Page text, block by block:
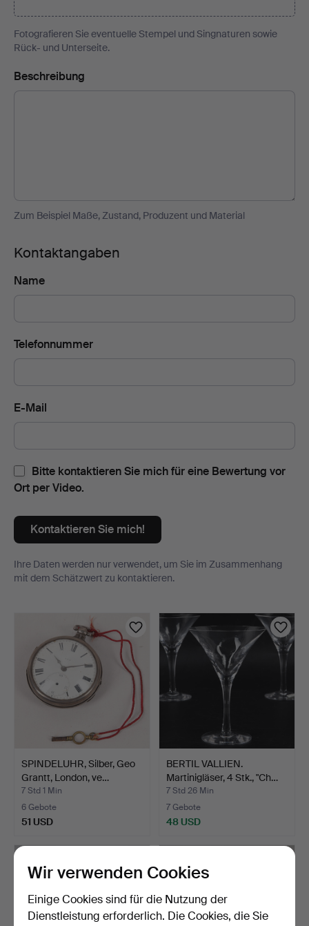
Fotografieren Sie eventuelle Stempel und Singnaturen sowie
Rück- und Unterseite.
Beschreibung
Zum Beispiel Maße, Zustand, Produzent und Material
Kontaktangaben
Name
Telefonnummer
E-Mail
Bitte kontaktieren Sie mich für eine Bewertung vor
Ort per Video.
Kontaktieren Sie mich!
Ihre Daten werden nur verwendet, um Sie im Zusammenhang
mit dem Schätzwert zu kontaktieren.
SPINDELUHR, Silber, Geo
Grantt, London, ve…
7 Std 1 Min
6 Gebote
51 USD
BERTIL VALLIEN.
Martinigläser, 4 Stk., "Ch…
7 Std 26 Min
7 Gebote
48 USD
Wir verwenden Cookies
Einige Cookies sind für die Nutzung der
Dienstleistung erforderlich. Die Cookies, die Sie